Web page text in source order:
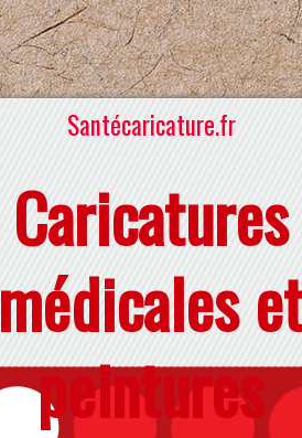
Santécaricature.fr
Caricatures
médicales
peintures